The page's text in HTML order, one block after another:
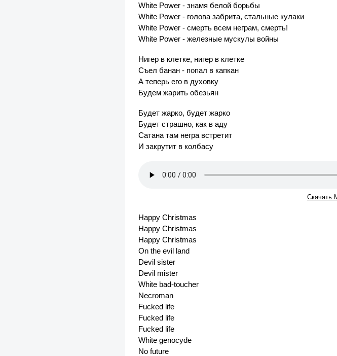
White Power - знамя белой борьбы
White Power - голова забрита, стальные кулаки
White Power - смерть всем неграм, смерть!
White Power - железные мускулы войны
Нигер в клетке, нигер в клетке
Съел банан - попал в капкан
А теперь его в духовку
Будем жарить обезьян
Будет жарко, будет жарко
Будет страшно, как в аду
Сатана там негра встретит
И закрутит в колбасу
Скачать
Happy Christmas
Happy Christmas
Happy Christmas
On the evil land
Devil sister
Devil mister
White bad-toucher
Necroman
Fucked life
Fucked life
Fucked life
White genocyde
No future